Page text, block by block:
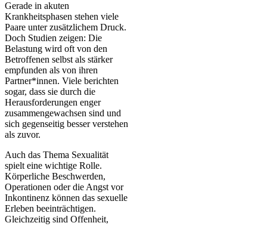
Gerade in akuten
Krankheitsphasen stehen viele
Paare unter zusätzlichem Druck.
Doch Studien zeigen: Die
Belastung wird oft von den
Betroffenen selbst als stärker
empfunden als von ihren
Partner*innen. Viele berichten
sogar, dass sie durch die
Herausforderungen enger
zusammengewachsen sind und
sich gegenseitig besser verstehen
als zuvor.
Auch das Thema Sexualität
spielt eine wichtige Rolle.
Körperliche Beschwerden,
Operationen oder die Angst vor
Inkontinenz können das sexuelle
Erleben beeinträchtigen.
Gleichzeitig sind Offenheit,